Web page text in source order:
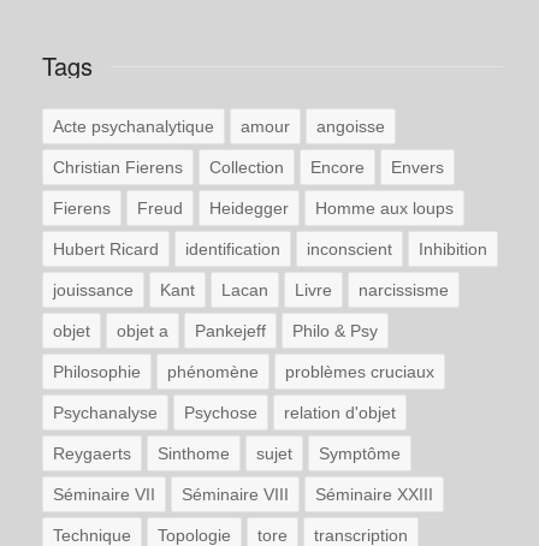
Tags
Acte psychanalytique amour angoisse
Christian Fierens Collection Encore Envers
Fierens Freud Heidegger Homme aux loups
Hubert Ricard identification inconscient Inhibition
jouissance Kant Lacan Livre narcissisme
objet objet a Pankejeff Philo & Psy
Philosophie phénomène problèmes cruciaux
Psychanalyse Psychose relation d'objet
Reygaerts Sinthome sujet Symptôme
Séminaire VII Séminaire VIII Séminaire XXIII
Technique Topologie tore transcription